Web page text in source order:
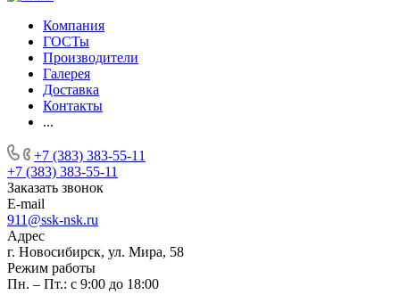
Компания
ГОСТы
Производители
Галерея
Доставка
Контакты
...
+7 (383) 383-55-11
+7 (383) 383-55-11
Заказать звонок
E-mail
911@ssk-nsk.ru
Адрес
г. Новосибирск, ул. Мира, 58
Режим работы
Пн. – Пт.: с 9:00 до 18:00